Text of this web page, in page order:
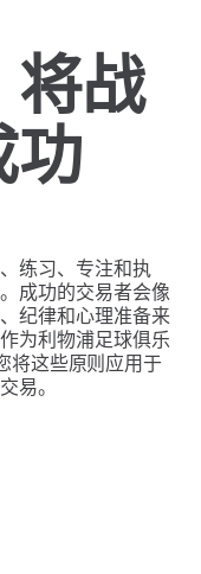
战
功
练习、专注和执
成功的交易者会像
纪律和心理准备来
为利物浦足球俱乐
将这些原则应用于
易。